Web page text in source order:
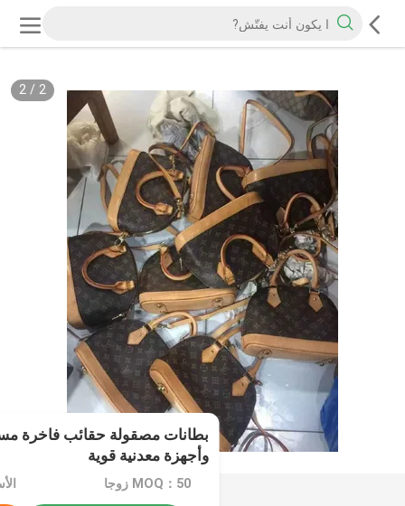
2
/
2
بطانات مصقولة حقائب فاخرة
وأجهزة معدنية قوية
MOQ：50 زوجا